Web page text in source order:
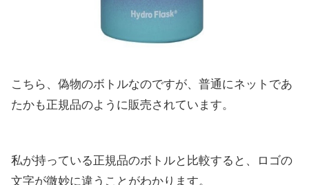
こちら、偽物のボトルなのですが、普通にネットであ
たかも正規品のように販売されています。
私が持っている正規品のボトルと比較すると、ロゴの
文字が微妙に違うことがわかります。